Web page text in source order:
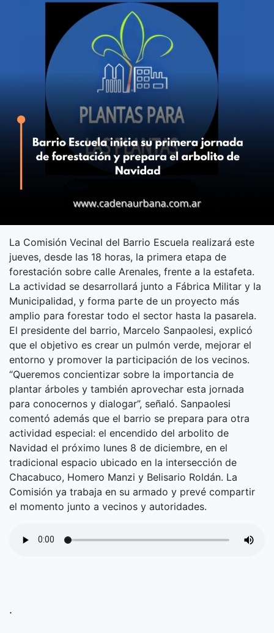
La Comisión Vecinal del Barrio Escuela realizará este
jueves, desde las 18 horas, la primera etapa de
forestación sobre calle Arenales, frente a la estafeta.
La actividad se desarrollará junto a Fábrica Militar y la
Municipalidad, y forma parte de un proyecto más
amplio para forestar todo el sector hasta la pasarela.
El presidente del barrio, Marcelo Sanpaolesi, explicó
que el objetivo es crear un pulmón verde, mejorar el
entorno y promover la participación de los vecinos.
“Queremos concientizar sobre la importancia de
plantar árboles y también aprovechar esta jornada
para conocernos y dialogar”, señaló. Sanpaolesi
comentó además que el barrio se prepara para otra
actividad especial: el encendido del arbolito de
Navidad el próximo lunes 8 de diciembre, en el
tradicional espacio ubicado en la intersección de
Chacabuco, Homero Manzi y Belisario Roldán. La
Comisión ya trabaja en su armado y prevé compartir
el momento junto a vecinos y autoridades.
.